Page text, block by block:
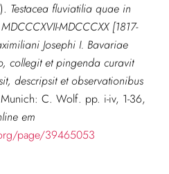
Testacea fluviatilia quae in
MDCCCXX [1817-
Josephi I. Bavariae
collegit et pingenda curavit
descripsit et observationibus
C. Wolf. pp. i-iv, 1-36,
em
page/39465053